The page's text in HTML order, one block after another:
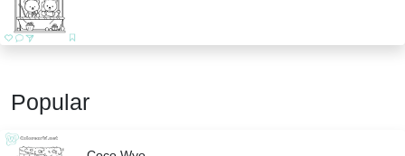
Popular